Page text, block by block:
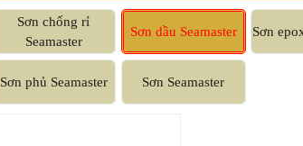
Sơn chống rỉ
Seamaster
Sơn dầu Seamaster Sơn
Sơn phủ Seamaster Sơn Seamaster